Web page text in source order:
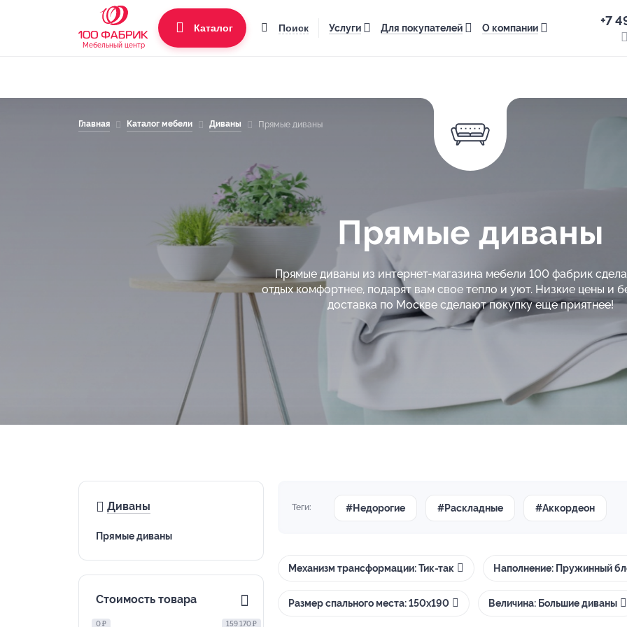
Мебельный центр
Каталог Поиск Услуги Для покупателей О компании +7
Главная Каталог мебели Диваны Прямые диваны
Прямые диваны
Прямые диваны из интернет-магазина мебели 100 фабрик
отдых комфортнее, подарят вам свое тепло и уют. Низкие цены и
доставка по Москве сделают покупку еще приятнее!
Диваны
Прямые диваны
Стоимость товара
0 ₽ 159 170 ₽
Теги: #Недорогие #Раскладные #Аккордеон
Механизм трансформации: Тик-так Наполнение: Пружинный
Размер спального места: 150х190 Величина: Большие диваны